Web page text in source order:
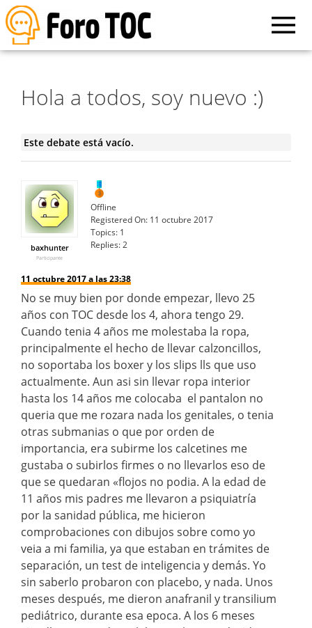
Hola a todos, soy nuevo :)
Este debate está vacío.
baxhunter
Participante
Offline
Registered On: 11 octubre 2017
Topics: 1
Replies:2
11 octubre 2017 a las 23:38
No se muy bien por donde empezar, llevo 25
años con TOC desde los 4, ahora tengo 29.
Cuando tenia 4 años me molestaba la ropa,
principalmente el hecho de llevar calzoncillos,
no soportaba los boxer y los slips lls que uso
actualmente. Aun asi sin llevar ropa interior
hasta los 14 años me colocaba el pantalon no
queria que me rozara nada los genitales, o tenia
otras submanias o que por orden de
importancia, era subirme los calcetines me
gustaba o subirlos firmes o no llevarlos eso de
que se quedaran «flojos no podia. A la edad de
11 años mis padres me llevaron a psiquiatría
por la sanidad pública, me hicieron
comprobaciones con dibujos sobre como yo
veia a mi familia, ya que estaban en trámites de
separación, un test de inteligencia y demás. Yo
sin saberlo probaron con placebo, y nada. Unos
meses después, me dieron anafranil y transilium
pediátrico, durante esa epoca. A los 6 meses